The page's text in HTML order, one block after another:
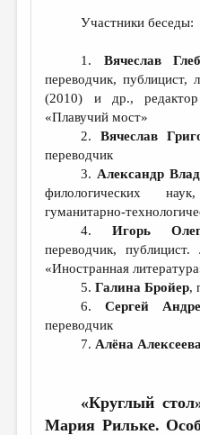
РЕДКОЛЛЕГИЯ
ОТ РЕДАКЦИИ
МАЛАЯ ПРОЗА
ЭССЕИСТИКА
ЛИТЕРАТУРОВЕДЕНИЕ
КУЛЬТУРОВЕДЕНИЕ
ПУБЛИЦИСТИКА
РЕЦЕНЗИРОВАНИЕ
ЦИКЛЫ ПУБЛИКАЦИЙ
ТРЕДИАКОВСКИЙ
Участники беседы:
1. Вячеслав
переводчик, публицист,
(2010) и др., редактор
«Плавучий мост»
2. Вячеслав
переводчик
3. Александр
филологических
гуманитарно-
4. Игорь
переводчик,
«Иностранная
5.Галина Бройер,
6.Сергей
переводчик
7. Алёна Алексеева
«Круглый
Мария Рильке.